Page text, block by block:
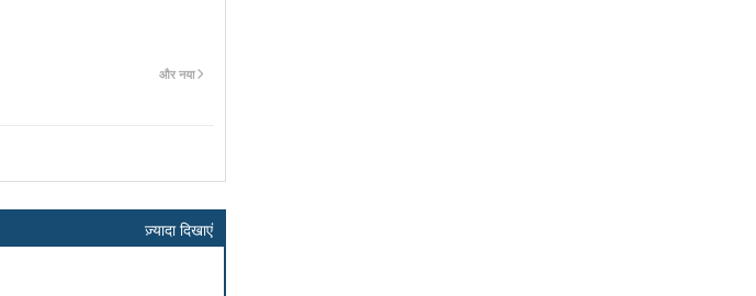
और नया
ज़्यादा दिखाएं